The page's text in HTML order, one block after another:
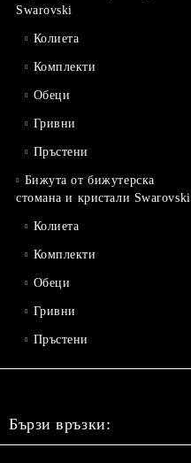
Swarovski
Колиета
Комплекти
Обеци
Гривни
Пръстени
Бижута от бижутерска
стомана и кристали Swarovski
Колиета
Комплекти
Обеци
Гривни
Пръстени
Бързи връзки: